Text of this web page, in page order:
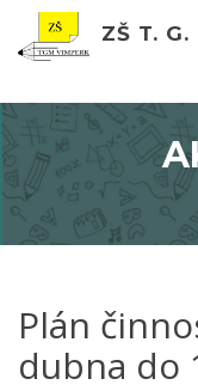
ZŠ T. G.
Plán
dubna do